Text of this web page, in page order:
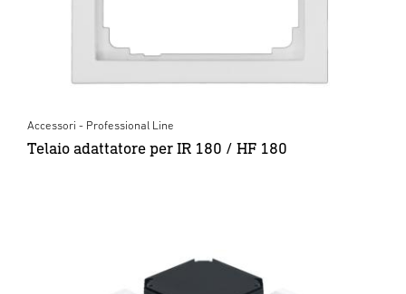
Accessori - Professional Line
Telaio adattatore per IR 180 / HF 180